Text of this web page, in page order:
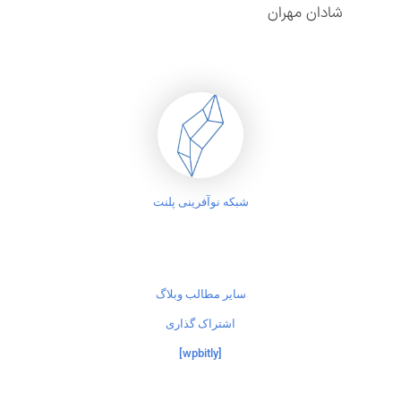
شادان مهران
شبکه نوآفرینی پلنت
سایر مطالب وبلاگ
اشتراک گذاری
[wpbitly]